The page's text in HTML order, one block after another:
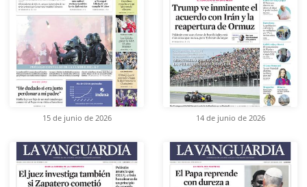
15 de junio de 2026 14 de junio de 2026